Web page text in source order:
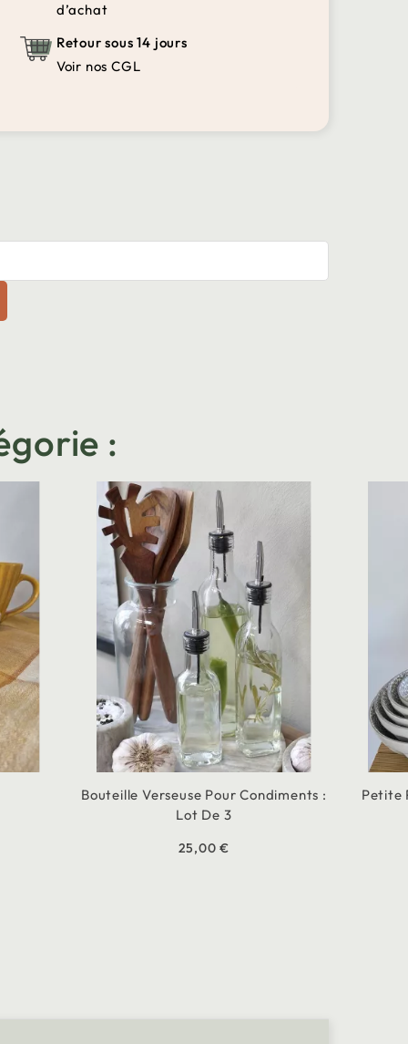
d’achat
Retour sous 14 jours
Voir nos CGL
:
Bouteille Verseuse Pour Condiments :
Lot De 3
25,00 €
Petite